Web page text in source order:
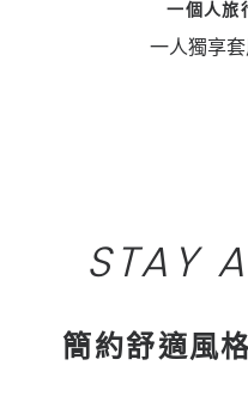
一個人旅
一人獨享
STAY
簡約舒適風